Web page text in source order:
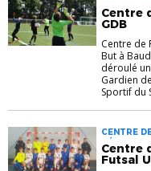
DE BUT
Centre
GDB
Centre de
But à
déroulé
Gardien
Sportif du
CENTRE
Centre
Futsal